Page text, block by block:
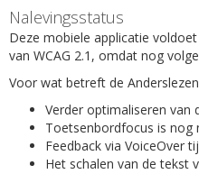
Nalevingsstatus
Deze mobiele applicatie
van WCAG 2.1, omdat nog
Voor wat betreft de
Verder optimaliseren van
Toetsenbordfocus is nog
Feedback via VoiceOver
Het schalen van de tekst